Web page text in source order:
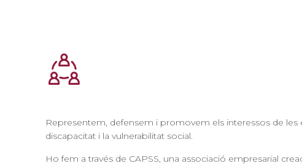
Representem, defensem i promovem els interessos de les
discapacitat i la vulnerabilitat social.
Ho fem a través de CAPSS, una associació empresarial